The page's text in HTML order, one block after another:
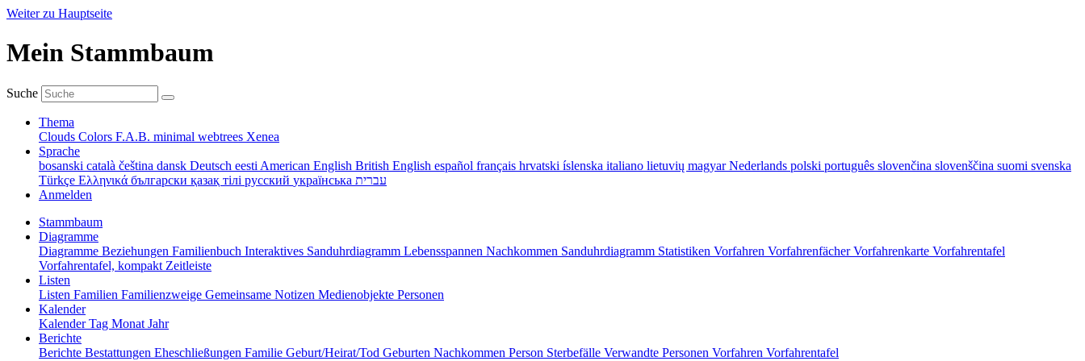
Weiter zu Hauptseite
Mein Stammbaum
Suche
Thema
Clouds Colors F.A.B. minimal webtrees Xenea
Sprache
bosanski català čeština dansk Deutsch eesti American English British English español français hrvatski íslenska italiano lietuvių magyarNederlands polski português slovenčina slovenščina suomi svenska
Türkçe Ελληνικά български қазақ тілі русский українська עברית
Anmelden
Stammbaum
Diagramme
Diagramme Beziehungen Familienbuch Interaktives Sanduhrdiagramm Lebensspannen Nachkommen Sanduhrdiagramm Statistiken Vorfahren VorfahrenfächerVorfahrenkarte Vorfahrentafel
Vorfahrentafel, kompakt Zeitleiste
Listen
Listen Familien Familienzweige Gemeinsame Notizen Medienobjekte Personen
Kalender
KalenderTag Monat Jahr
Berichte
Berichte Bestattungen Eheschließungen Familie Geburt/Heirat/Tod Geburten Nachkommen Person Sterbefälle Verwandte Personen Vorfahren Vorfahrentafel